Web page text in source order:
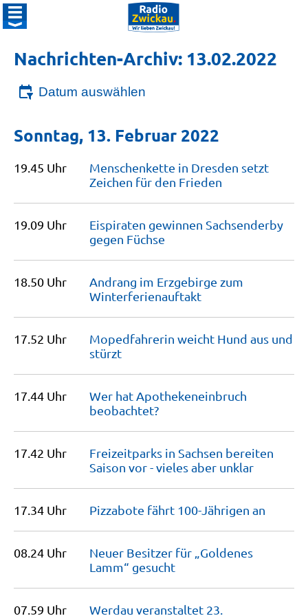
Nachrichten-Archiv: 13.02.2022
Datum auswählen
Sonntag, 13. Februar 2022
19.45 Uhr
Menschenkette in Dresden setzt
Zeichen für den Frieden
19.09 Uhr
Eispiraten gewinnen Sachsenderby
gegen Füchse
18.50 Uhr
Andrang im Erzgebirge zum
Winterferienauftakt
17.52 Uhr
Mopedfahrerin weicht Hund aus und
stürzt
17.44 Uhr
Wer hat Apothekeneinbruch
beobachtet?
17.42 Uhr
Freizeitparks in Sachsen bereiten
Saison vor - vieles aber unklar
17.34 Uhr Pizzabote fährt 100-Jährigen an
08.24 Uhr
Neuer Besitzer für „Goldenes
Lamm“ gesucht
07.59 Uhr Werdau veranstaltet 23.